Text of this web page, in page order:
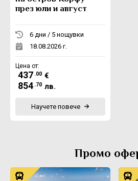
през юли и август
6 дни / 5 нощувки
18.08.2026 г.
Цена от:
437 .00 €
854 .70 лв.
Научете повече
Промо